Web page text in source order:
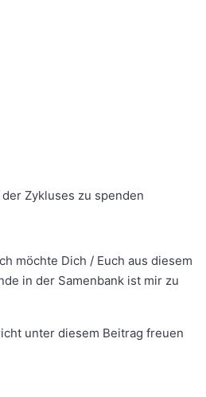
Zykluses zu spenden
möchte Dich / Euch aus diesem
in der Samenbank ist mir zu
unter diesem Beitrag freuen